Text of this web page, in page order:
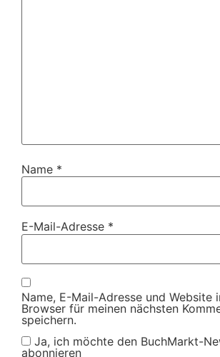
Name *
E-Mail-Adresse *
Name, E-Mail-Adresse und Website
Browser für meinen nächsten
speichern.
Ja, ich möchte den BuchMarkt-
abonnieren